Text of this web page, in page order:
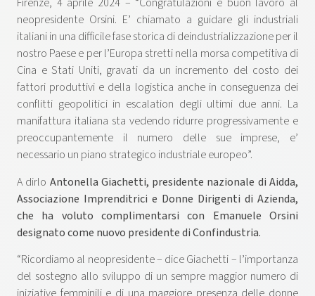
neopresidente Orsini. E’ chiamato a guidare gli industriali
italiani in una difficile fase storica di deindustrializzazione per il
nostro Paese e per l’Europa stretti nella morsa competitiva di
Cina e Stati Uniti, gravati da un incremento del costo dei
fattori produttivi e della logistica anche in conseguenza dei
conflitti geopolitici in escalation degli ultimi due anni. La
manifattura italiana sta vedendo ridurre progressivamente e
preoccupantemente il numero delle sue imprese, e’
necessario un piano strategico industriale europeo”.
A dirlo Antonella Giachetti, presidente nazionale di Aidda,
Associazione Imprenditrici e Donne Dirigenti di Azienda,
che ha voluto complimentarsi con Emanuele Orsini
designato come nuovo presidente di Confindustria.
“Ricordiamo al neopresidente – dice Giachetti – l’importanza
del sostegno allo sviluppo di un sempre maggior numero di